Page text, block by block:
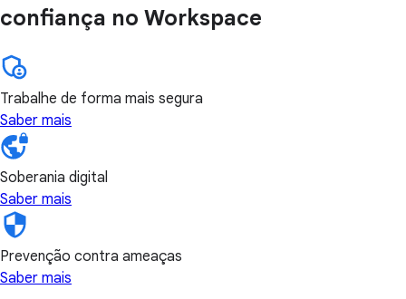
confiança no Workspace
Trabalhe de forma mais segura
Saber mais
Soberania digital
Saber mais
Prevenção contra ameaças
Saber mais